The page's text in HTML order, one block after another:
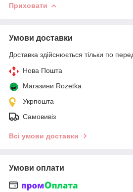
Приховати
Умови доставки
Доставка здійснюється тільки по
Нова Пошта
Магазини Rozetka
Укрпошта
Самовивіз
Всі умови доставки
Умови оплати